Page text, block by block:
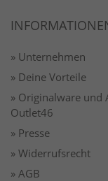
» Unternehmen
» Deine Vorteile
» Originalware und
Outlet46
» Presse
» Widerrufsrecht
» AGB